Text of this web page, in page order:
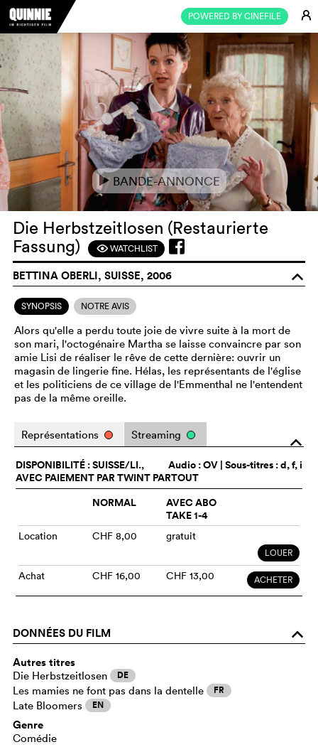
POWERED BY CINEFILE E
eBANDE-ANNONCE
Die Herbstzeitlosen (Restaurierte
Fassung)
FWATCHLIST
BETTINA OBERLI, SUISSE, 2006 o
SYNOPSIS NOTRE AVIS
Alors qu'elle a perdu toute joie de vivre suite à la mort de
son mari, l'octogénaire Martha se laisse convaincre par son
amie Lisi de réaliser le rêve de cette dernière: ouvrir un
magasin de lingerie fine. Hélas, les représentants de l'église
et les politiciens de ce village de l'Emmenthal ne l'entendent
pas de la même oreille.
o
Représentations Streaming
Audio :OV | Sous-titres : d, f, i
DISPONIBILITÉ : SUISSE/LI.,
AVEC PAIEMENT PAR TWINT PARTOUT
NORMAL
AVEC ABO
TAKE 1-4
Location CHF 8,00 gratuit
LOUER
Achat CHF 16,00 CHF 13,00 ACHETER
DONNÉES DU FILM o
Autres titres
Die Herbstzeitlosen DE
Les mamies ne font pas dans la dentelle FR
Late Bloomers EN
Genre
Comédie